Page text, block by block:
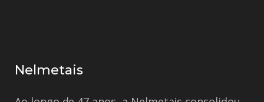
Nelmetais